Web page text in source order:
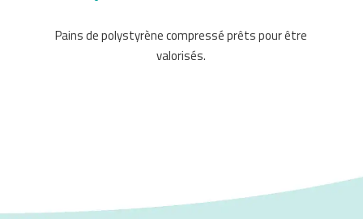
Pains de polystyrène compressé prêts pour être
valorisés.